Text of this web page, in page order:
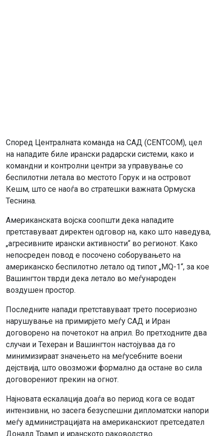
Според Централната команда на САД (CENTCOM), цел
на нападите биле ирански радарски системи, како и
командни и контролни центри за управување со
беспилотни летала во местото Горук и на островот
Кешм, што се наоѓа во стратешки важната Ормуска
Теснина.
Американската војска соопшти дека нападите
претставуваат директен одговор на, како што наведува,
„агресивните ирански активности“ во регионот. Како
непосреден повод е посочено соборувањето на
американско беспилотно летало од типот „MQ-1“, за кое
Вашингтон тврди дека летало во меѓународен
воздушен простор.
Последните напади претставуваат трето посериозно
нарушување на примирјето меѓу САД и Иран
договорено на почетокот на април. Во претходните два
случаи и Техеран и Вашингтон настојуваа да го
минимизираат значењето на меѓусебните воени
дејствија, што овозможи формално да остане во сила
договорениот прекин на огнот.
Најновата ескалација доаѓа во период кога се водат
интензивни, но засега безуспешни дипломатски напори
меѓу администрацијата на американскиот претседател
Доналд Трамп и иранското раководство.